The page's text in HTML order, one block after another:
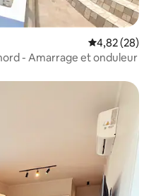
Évaluation
4,82 (28)
- Amarrage et onduleur